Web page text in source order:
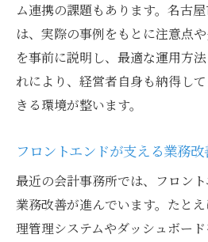
ム連携の課題もあります。名古
は、実際の事例をもとに注意点
を事前に説明し、最適な運用方
れにより、経営者自身も納得し
きる環境が整います。
フロントエンドが支える業務
最近の会計事務所では、フロン
業務改善が進んでいます。たと
理管理システムやダッシュボー